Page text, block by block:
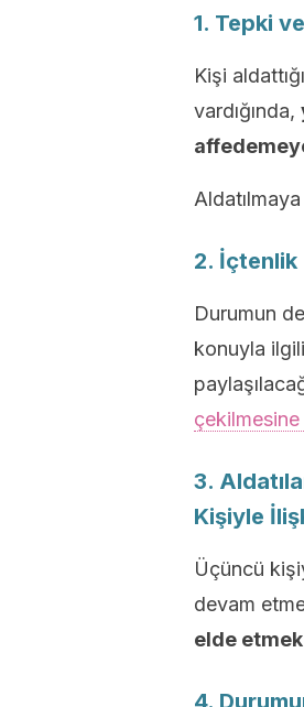
1. Tepki
Kişi
vardığında,
2. İçtenlik
Durumun
konuyla
3.
Kişiyle
Üçüncü
devam
elde etmek
4.